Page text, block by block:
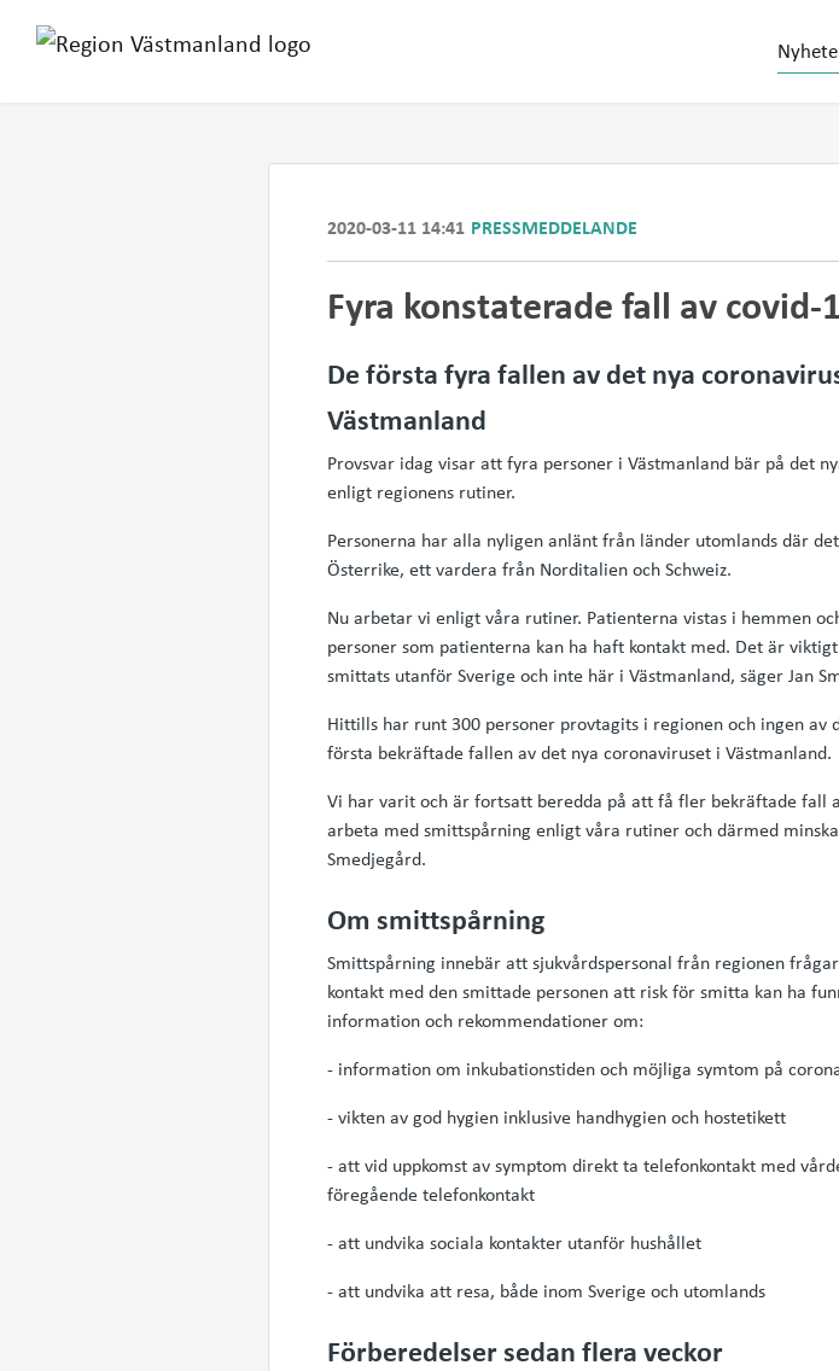
2020-03-11 14:41 PRESSMEDDELANDE
Fyra konstaterade fall av covid-
De första fyra fallen av det nya
Västmanland
Provsvar idag visar att fyra personer i Västmanland bär på det
enligt regionens rutiner.
Personerna har alla nyligen anlänt från länder utomlands där
Österrike, ett vardera från Norditalien och Schweiz.
Nu arbetar vi enligt våra rutiner. Patienterna vistas i hemmen
personer som patienterna kan ha haft kontakt med. Det är
smittats utanför Sverige och inte här i Västmanland, säger Jan
Hittills har runt 300 personer provtagits i regionen och ingen av
första bekräftade fallen av det nya coronaviruset i Västmanland.
Vi har varit och är fortsatt beredda på att få fler bekräftade fall
arbeta med smittspårning enligt våra rutiner och därmed
Smedjegård.
Om smittspårning
Smittspårning innebär att sjukvårdspersonal från regionen
kontakt med den smittade personen att risk för smitta kan ha
information och rekommendationer om:
- information om inkubationstiden och möjliga symtom på
- vikten av god hygien inklusive handhygien och hostetikett
- att vid uppkomst av symptom direkt ta telefonkontakt med
föregående telefonkontakt
- att undvika sociala kontakter utanför hushållet
- att undvika att resa, både inom Sverige och utomlands
Förberedelser sedan flera veckor